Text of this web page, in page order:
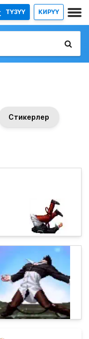
ТҮЗҮҮ КИРҮҮ
Стикерлер